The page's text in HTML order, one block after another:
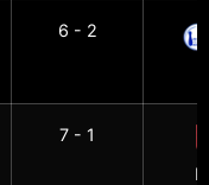
6 - 2
7 - 1